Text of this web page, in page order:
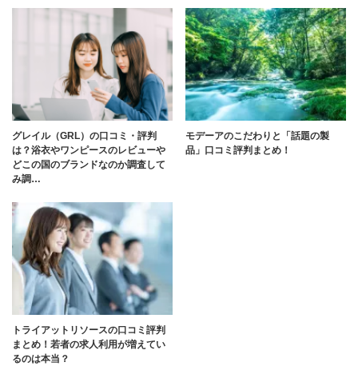
グレイル（GRL）の口コミ・評判
は？浴衣やワンピースのレビューや
どこの国のブランドなのか調査して
み調…
モデーアのこだわりと「話題の製
品」口コミ評判まとめ！
トライアットリソースの口コミ評判
まとめ！若者の求人利用が増えてい
るのは本当？